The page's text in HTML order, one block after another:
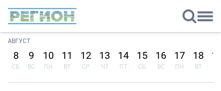
АВГУСТ
8
СБ
9
ВС
10
ПН
11
ВТ
12
СР
13
ЧТ
14
ПТ
15
СБ
16
ВС
17
ПН
18
ВТ